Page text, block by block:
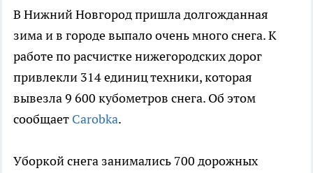
В Нижний Новгород пришла долгожданная
зима и в городе выпало очень много снега. К
работе по расчистке нижегородских дорог
привлекли 314 единиц техники, которая
вывезла 9 600 кубометров снега. Об этом
сообщает Carobka.
Уборкой снега занимались 700 дорожных